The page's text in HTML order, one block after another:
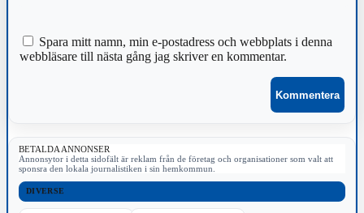
Spara mitt namn, min e-postadress och webbplats i denna
webbläsare till nästa gång jag skriver en kommentar.
BETALDA ANNONSER
Annonsytor i detta sidofält är reklam från de företag och organisationer som valt att
sponsra den lokala journalistiken i sin hemkommun.
DIVERSE